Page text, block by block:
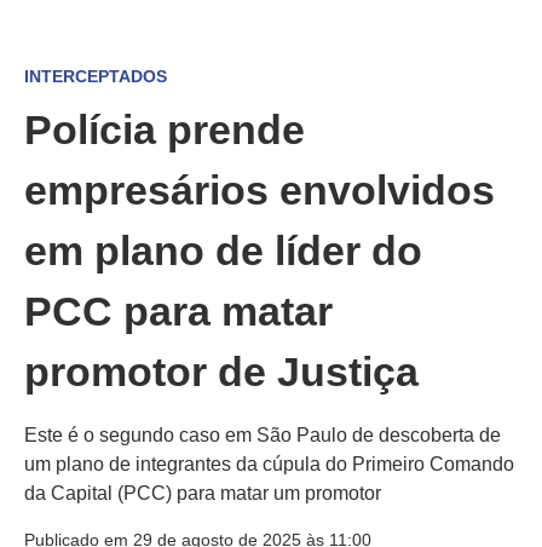
INTERCEPTADOS
Polícia prende
empresários envolvidos
em plano de líder do
PCC para matar
promotor de Justiça
Este é o segundo caso em São Paulo de descoberta de
um plano de integrantes da cúpula do Primeiro Comando
da Capital (PCC) para matar um promotor
Publicado em 29 de agosto de 2025 às 11:00